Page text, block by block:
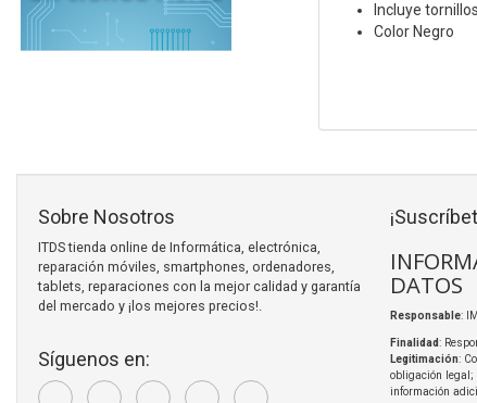
Incluye
Color Negro
Sobre Nosotros
ITDS tienda online de Informática, electrónica,
reparación móviles, smartphones, ordenadores,
tablets, reparaciones con la mejor calidad y garantía
del mercado y ¡los mejores precios!.
Síguenos en:
DATOS
Responsable:
Finalidad:
Legitimación:
obligación legal;
información